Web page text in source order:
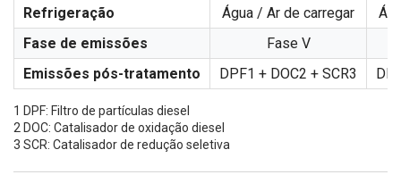
Refrigeração
Água / Ar de carregar
Fase de emissões
Fase V
Emissões pós-tratamento
DPF1 + DOC2 + SCR3
1 DPF: Filtro de partículas diesel
2 DOC: Catalisador de oxidação diesel
3 SCR: Catalisador de redução seletiva